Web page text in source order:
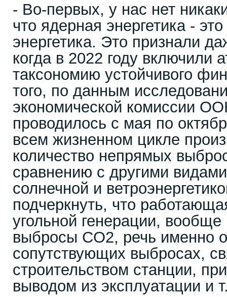
- Во-первых, у нас нет
что ядерная энергетика -
энергетика. Это признали
когда в 2022 году включили
таксономию устойчивого
того, по данным
экономической комиссии
проводилось с мая по
всем жизненном цикле
количество непрямых
сравнению с другими
солнечной и
подчеркнуть, что
угольной генерации, вообще
выбросы CO2, речь именно
сопутствующих выбросах,
строительством станции,
выводом из эксплуатации и